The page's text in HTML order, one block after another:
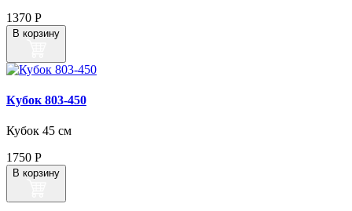
1370 Р
В корзину
Кубок 803‑450
Кубок 45 см
1750 Р
В корзину